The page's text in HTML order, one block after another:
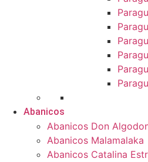
Abanicos
Abanicos Don
Abanicos Malamalaka
Abanicos Catalina